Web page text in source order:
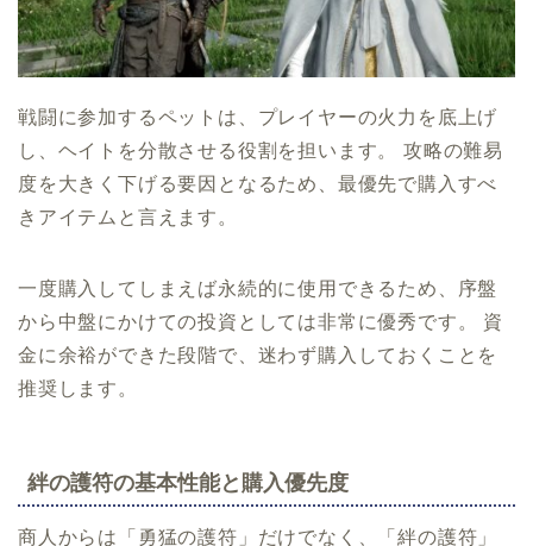
戦闘に参加するペットは、プレイヤーの火力を底上げ
し、ヘイトを分散させる役割を担います。 攻略の難易
度を大きく下げる要因となるため、最優先で購入すべ
きアイテムと言えます。
一度購入してしまえば永続的に使用できるため、序盤
から中盤にかけての投資としては非常に優秀です。 資
金に余裕ができた段階で、迷わず購入しておくことを
推奨します。
絆の護符の基本性能と購入優先度
商人からは「勇猛の護符」だけでなく、「絆の護符」